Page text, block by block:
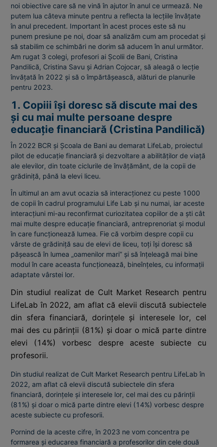
noi obiective care să ne vină în ajutor în anul ce urmează. Ne
putem lua câteva minute pentru a reflecta la lecțiile învățate
în anul precedent. Important în acest proces este să nu
punem presiune pe noi, doar să analizăm cum am procedat și
să stabilim ce schimbări ne dorim să aducem în anul următor.
Am rugat 3 colegi, profesori ai Școlii de Bani, Cristina
Pandilică, Cristina Savu și Adrian Cojocar, să aleagă o lecție
învățată în 2022 și să o împărtășească, alături de planurile
pentru 2023.
1. Copiii își doresc să discute mai des
și cu mai multe persoane despre
educație financiară (Cristina Pandilică)
În 2022 BCR și Școala de Bani au demarat LifeLab, proiectul
pilot de educație financiară și dezvoltare a abilităților de viață
ale elevilor, din toate ciclurile de învățământ, de la copii de
grădiniță, până la elevi liceu.
În ultimul an am avut ocazia să interacționez cu peste 1000
de copii în cadrul programului Life Lab și nu numai, iar aceste
interacțiuni mi-au reconfirmat curiozitatea copiilor de a ști cât
mai multe despre educație financiară, antreprenoriat și modul
în care funcționează lumea. Fie că vorbim despre copii cu
vârste de grădiniță sau de elevi de liceu, toți își doresc să
pășească în lumea „oamenilor mari” și să înțeleagă mai bine
modul în care aceasta funcționează, bineînțeles, cu informații
adaptate vârstei lor.
Din studiul realizat de Cult Market Research pentru
LifeLab în 2022, am aflat că elevii discută subiectele
din sfera financiară, dorințele și interesele lor, cel
mai des cu părinții (81%) și doar o mică parte dintre
elevi (14%) vorbesc despre aceste subiecte cu
profesorii.
Din studiul realizat de Cult Market Research pentru LifeLab în
2022, am aflat că elevii discută subiectele din sfera
financiară, dorințele și interesele lor, cel mai des cu părinții
(81%) și doar o mică parte dintre elevi (14%) vorbesc despre
aceste subiecte cu profesorii.
Pornind de la aceste cifre, în 2023 ne vom concentra pe
formarea și educarea financiară a profesorilor din cele două